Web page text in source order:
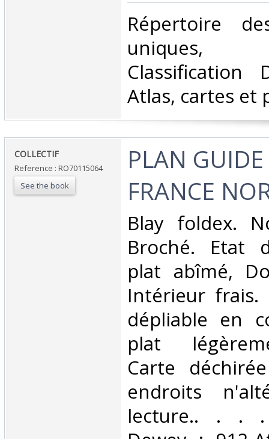
‎Répertoire
uniques,
Classification
Atlas, cartes et
‎COLLECTIF‎
Reference : RO70115064
See the book
‎PLAN
FRANCE
‎Blay foldex.
Broché. Etat
plat abîmé,
Intérieur frais.
dépliable en
plat
Carte
endroits
lecture.. . . .